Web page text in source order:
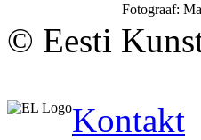
Fotograaf:
© Eesti
Kontakt